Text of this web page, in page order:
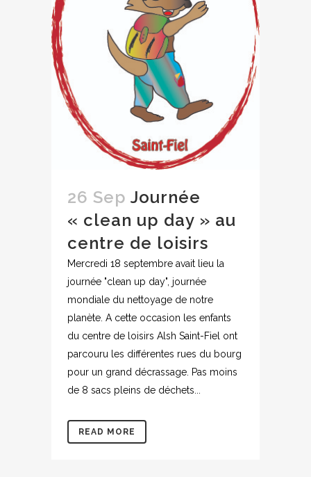
26 Sep Journée
« clean up day » au
centre de loisirs
Mercredi 18 septembre avait lieu la
journée "clean up day", journée
mondiale du nettoyage de notre
planète. A cette occasion les enfants
du centre de loisirs Alsh Saint-Fiel ont
parcouru les différentes rues du bourg
pour un grand décrassage. Pas moins
de 8 sacs pleins de déchets...
READ MORE